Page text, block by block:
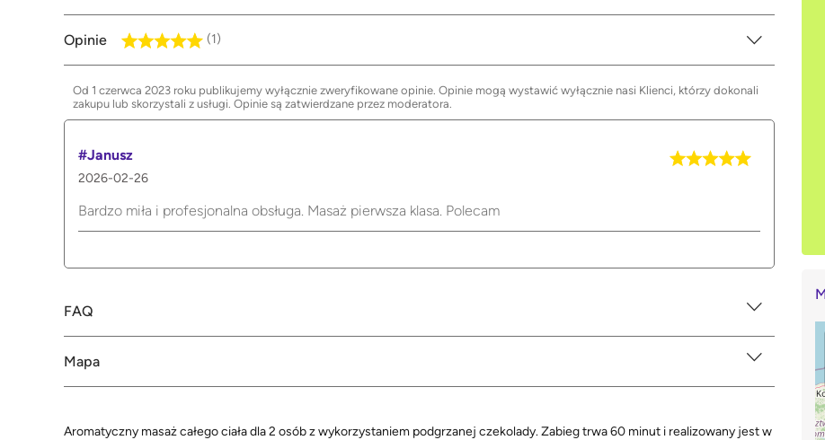
Opinie (1)
Od 1 czerwca 2023 roku publikujemy wyłącznie zweryfikowane opinie. Opinie mogą wystawić wyłącznie nasi Klienci, którzy dokonali
zakupu lub skorzystali z usługi. Opinie są zatwierdzane przez moderatora.
#Janusz
2026-02-26
Bardzo miła i profesjonalna obsługa. Masaż pierwsza klasa. Polecam
FAQ
Mapa
Aromatyczny masaż całego ciała dla 2 osób z wykorzystaniem podgrzanej czekolady. Zabieg trwa 60 minut i realizowany jest w